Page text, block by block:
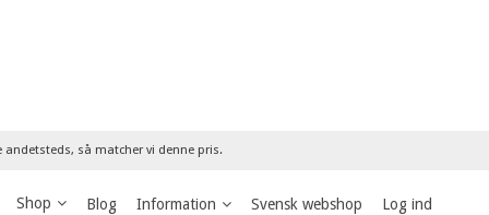
så matcher vi denne pris.
Shop Blog Information Svensk webshop Log ind